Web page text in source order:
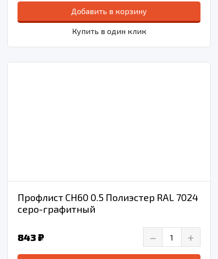
Добавить в корзину
Купить в один клик
Профлист СН60 0.5 Полиэстер RAL 7024
серо-графитный
843 ₽ – +